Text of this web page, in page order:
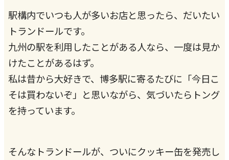
駅構内でいつも人が多いお店と思ったら、だいたい
トランドールです。
九州の駅を利用したことがある人なら、一度は見か
けたことがあるはず。
私は昔から大好きで、博多駅に寄るたびに「今日こ
そは買わないぞ」と思いながら、気づいたらトング
を持っています。
そんなトランドールが、ついにクッキー缶を発売し